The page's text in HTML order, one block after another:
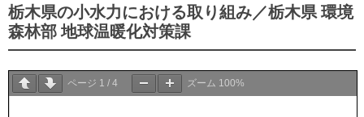
栃木県の小水力における取り組み／栃木県 環境
森林部 地球温暖化対策課
ページ 1 / 4 ズーム 100%